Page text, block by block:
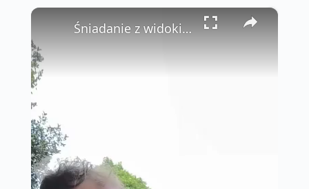
×
Śniadanie z widokiem w Phu Quoc 🌴🍜 Marzysz o śniadaniu z widokiem na ocean i tropikalną zieleń?